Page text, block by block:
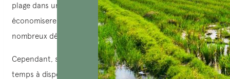
plage dans une ville essentielle de votre voyage, vous
économiserez du temps et de l’argent en évitant de
nombreux déplacements.
Cependant, si vous avez un budget plus élevé et plus de
temps à disposition, les villes côtières en dehors des